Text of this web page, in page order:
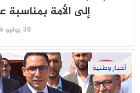
إلى الأمة
30 يوليو 2026
أخبار وطنية